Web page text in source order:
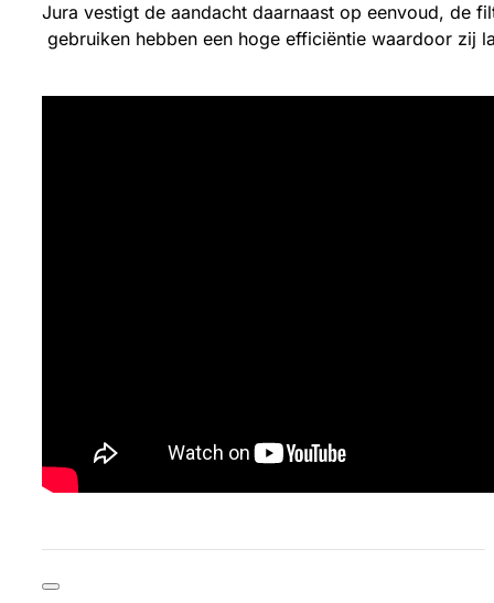
Jura vestigt de aandacht daarnaast op eenvoud, de
gebruiken hebben een hoge efficiëntie waardoor zij